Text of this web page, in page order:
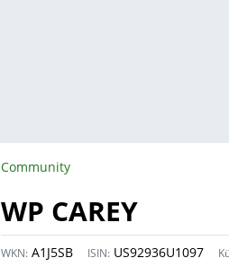
Community
WP CAREY
WKN: A1J5SB ISIN: US92936U1097